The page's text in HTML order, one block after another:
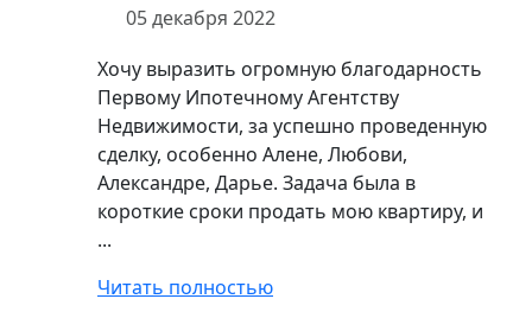
05 декабря 2022
Хочу выразить огромную благодарность
Первому Ипотечному Агентству
Недвижимости, за успешно проведенную
сделку, особенно Алене, Любови,
Александре, Дарье. Задача была в
короткие сроки продать мою квартиру, и
...
Читать полностью